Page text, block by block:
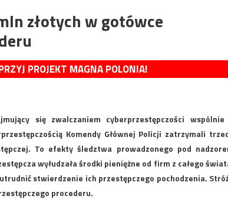
złotych w gotówce
PROJEKT MAGNA POLONIA!
się zwalczaniem cyberprzestępczości
Komendy Głównej Policji zatrzymali
To efekty śledztwa prowadzonego pod
wyłudzała środki pieniężne od firm z całego
stwierdzenie ich przestępczego pochodzenia.
procederu.